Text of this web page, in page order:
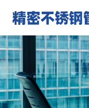
联系我们